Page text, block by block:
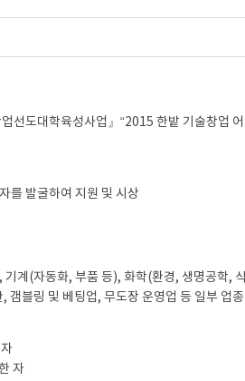
선도대학육성사업』“2015 한밭 기술창업
를 발굴하여 지원 및 시상
계(자동화, 부품 등), 화학(환경, 생명공학,
블링 및 베팅업, 무도장 운영업 등 일부 업
자